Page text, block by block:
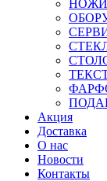
НОЖИ
Акция
Доставка
О нас
Новости
Контакты